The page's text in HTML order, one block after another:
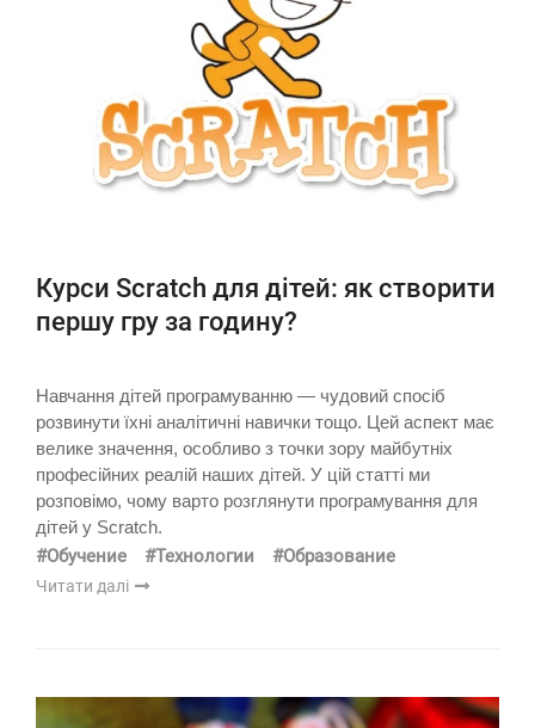
Курси Scratch для дітей: як створити
першу гру за годину?
Навчання дітей програмуванню — чудовий спосіб
розвинути їхні аналітичні навички тощо. Цей аспект має
велике значення, особливо з точки зору майбутніх
професійних реалій наших дітей. У цій статті ми
розповімо, чому варто розглянути програмування для
дітей у Scratch.
#Обучение #Технологии #Образование
Читати далі